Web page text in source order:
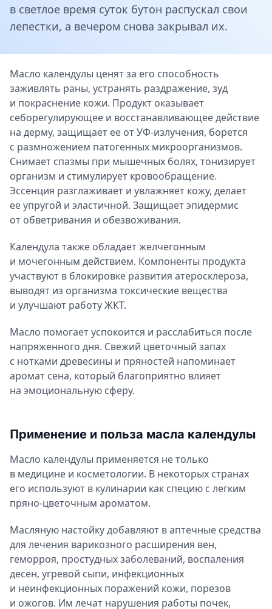
в светлое время суток бутон распускал свои
лепестки, а вечером снова закрывал их.
Масло календулы ценят за его способность
заживлять раны, устранять раздражение, зуд
и покраснение кожи. Продукт оказывает
себорегулирующее и восстанавливающее действие
на дерму, защищает ее от УФ-излучения, борется
с размножением патогенных микроорганизмов.
Снимает спазмы при мышечных болях, тонизирует
организм и стимулирует кровообращение.
Эссенция разглаживает и увлажняет кожу, делает
ее упругой и эластичной. Защищает эпидермис
от обветривания и обезвоживания.
Календула также обладает желчегонным
и мочегонным действием. Компоненты продукта
участвуют в блокировке развития атеросклероза,
выводят из организма токсические вещества
и улучшают работу ЖКТ.
Масло помогает успокоится и расслабиться после
напряженного дня. Свежий цветочный запах
с нотками древесины и пряностей напоминает
аромат сена, который благоприятно влияет
на эмоциональную сферу.
Применение и польза масла календулы
Масло календулы применяется не только
в медицине и косметологии. В некоторых странах
его используют в кулинарии как специю с легким
пряно-цветочным ароматом.
Масляную настойку добавляют в аптечные средства
для лечения варикозного расширения вен,
геморроя, простудных заболеваний, воспаления
десен, угревой сыпи, инфекционных
и неинфекционных поражений кожи, порезов
и ожогов. Им лечат нарушения работы почек,